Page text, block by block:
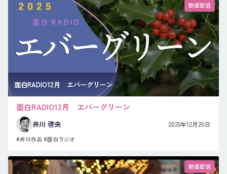
動画配信
面白RADIO12月 エバーグリーン
面白RADIO12月 エバーグリーン
井川 啓央 2025年12月20日
#井川作品 #面白ラジオ
動画配信